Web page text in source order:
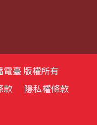
臺 版權所有
款 隱私權條款